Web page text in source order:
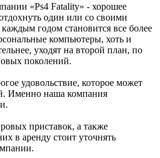
«Ps4 Fatality» - хорошее
один или со своими
годом становится все более
компьютеры, хоть и
уходят на второй план, по
поколений.
удовольствие, которое может
Именно наша компания
приставок, а также
в аренду стоит уточнять